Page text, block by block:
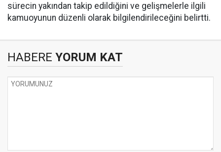
sürecin yakından takip edildiğini ve gelişmelerle ilgili
kamuoyunun düzenli olarak bilgilendirileceğini belirtti.
HABERE YORUM KAT